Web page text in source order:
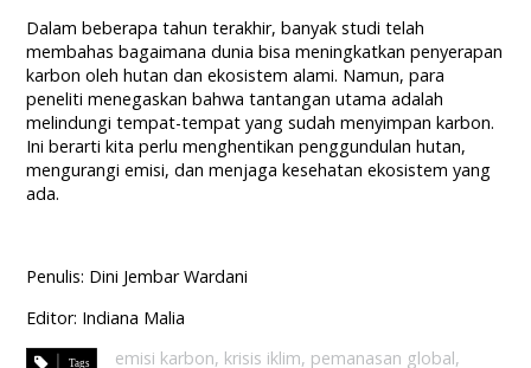
Dalam beberapa tahun terakhir, banyak studi telah
membahas bagaimana dunia bisa meningkatkan penyerapan
karbon oleh hutan dan ekosistem alami. Namun, para
peneliti menegaskan bahwa tantangan utama adalah
melindungi tempat-tempat yang sudah menyimpan karbon.
Ini berarti kita perlu menghentikan penggundulan hutan,
mengurangi emisi, dan menjaga kesehatan ekosistem yang
ada.
Penulis: Dini Jembar Wardani
Editor: Indiana Malia
emisi karbon, krisis iklim, pemanasan global,